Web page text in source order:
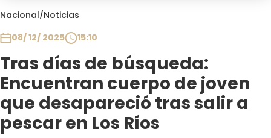
Nacional/Noticias
08/ 12/ 2025
15:10
Tras días de búsqueda:
Encuentran cuerpo de joven
que desapareció tras salir a
pescar en Los Ríos
Club De La Comedia
Plan Perfecto
El Tiempo
Sabingo
Todos Los Programas